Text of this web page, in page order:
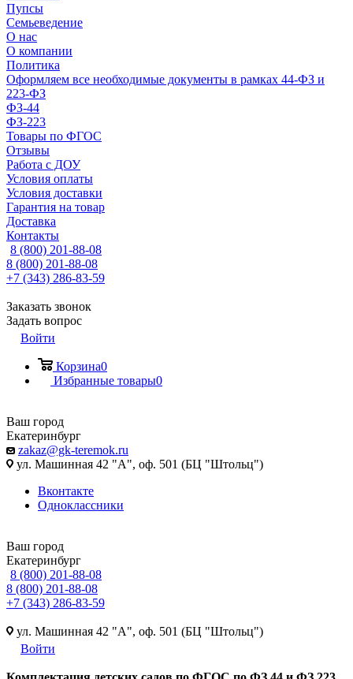
Пупсы
Семьеведение
О нас
О компании
Политика
Оформляем все необходимые документы в рамках 44-ФЗ и
223-ФЗ
ФЗ-44
ФЗ-223
Товары по ФГОС
Отзывы
Работа с ДОУ
Условия оплаты
Условия доставки
Гарантия на товар
Доставка
Контакты
8 (800) 201-88-08
8 (800) 201-88-08
+7 (343) 286-83-59
Заказать звонок
Задать вопрос
Войти
Корзина0
Избранные товары0
Ваш город
Екатеринбург
zakaz@gk-teremok.ru
ул. Машинная 42 "А", оф. 501 (БЦ "Штольц")
Вконтакте
Одноклассники
Ваш город
Екатеринбург
8 (800) 201-88-08
8 (800) 201-88-08
+7 (343) 286-83-59
ул. Машинная 42 "А", оф. 501 (БЦ "Штольц")
Войти